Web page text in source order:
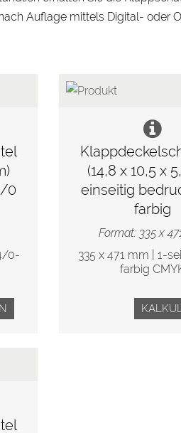
Auflage mittels Digital- oder
0
0-
(14,8 x 10,5 x
einseitig
farbig
Format: 335 x
335 x 471 mm | 1-
farbig